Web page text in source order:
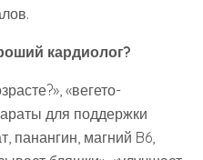
кардиолог?
«вегето-
для поддержки
панангин, магний B6,